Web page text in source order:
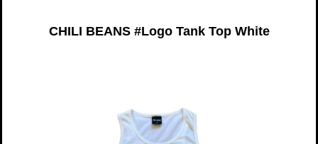
CHILI BEANS #Logo Tank Top White